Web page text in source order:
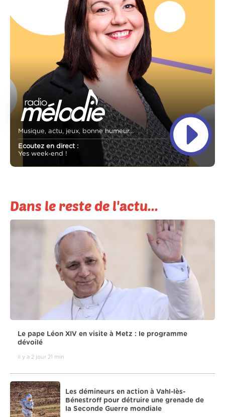
Musique, actu, jeux, bonne humeur...
Ecoutez en direct :
Yes week-end !
Dans le reste de l'actu...
Le pape Léon XIV en visite à Metz : le programme
dévoilé
il y a 2 jour 21 min
Les démineurs en action à Vahl-lès-
Bénestroff pour détruire une grenade de
la Seconde Guerre mondiale